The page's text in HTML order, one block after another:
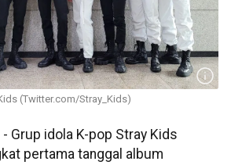
(Twitter.com/Stray_Kids)
- Grup idola K-pop Stray Kids
pertama tanggal album